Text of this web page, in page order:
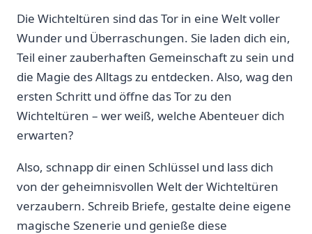
Die Wichteltüren ​sind ⁢das Tor in‍ eine Welt voller
Wunder und Überraschungen. Sie⁢ laden dich ein,
⁤Teil einer zauberhaften Gemeinschaft zu sein und‍
die Magie des Alltags zu ⁢entdecken. Also, wag den
ersten Schritt und​ öffne das Tor zu den
⁣Wichteltüren – wer weiß, welche ​Abenteuer⁣ dich
erwarten?
Also, schnapp ​dir einen Schlüssel und lass dich
von der geheimnisvollen⁣ Welt der ‍Wichteltüren
verzaubern. ⁤Schreib Briefe, gestalte deine eigene
magische Szenerie und genieße diese